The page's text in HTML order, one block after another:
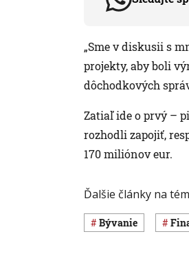
„Sme v diskusii s
projekty, aby boli
dôchodkových
Zatiaľ ide o prvý –
rozhodli zapojiť,
170 miliónov eur.
Ďalšie články na
Bývanie